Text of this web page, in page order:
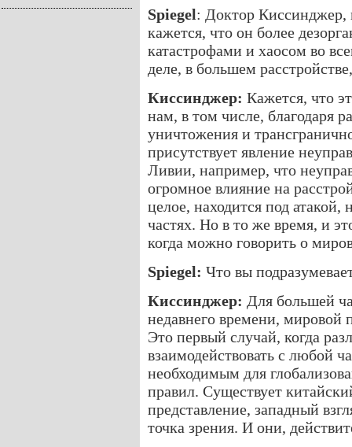
Spiegel: Доктор Киссинджер,
кажется, что он более
катастрофами и хаосом во
деле, в большем
Киссинджер: Кажется, что
нам, в том числе, благодаря
уничтожения и
присутствует явление
Ливии, например, что
огромное влияние на
целое, находится под атакой,
частях. Но в то же время, и
когда можно говорить о
Spiegel: Что вы
Киссинджер: Для большей
недавнего времени, мировой
Это первый случай, когда
взаимодействовать с любой
необходимым для
правил. Существует
представление, западный
точка зрения. И они,